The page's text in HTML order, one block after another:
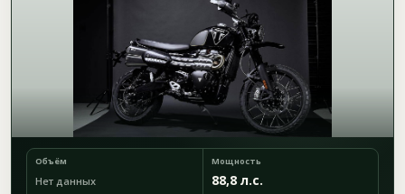
Объём
Нет данных
Мощность
88,8 л.с.